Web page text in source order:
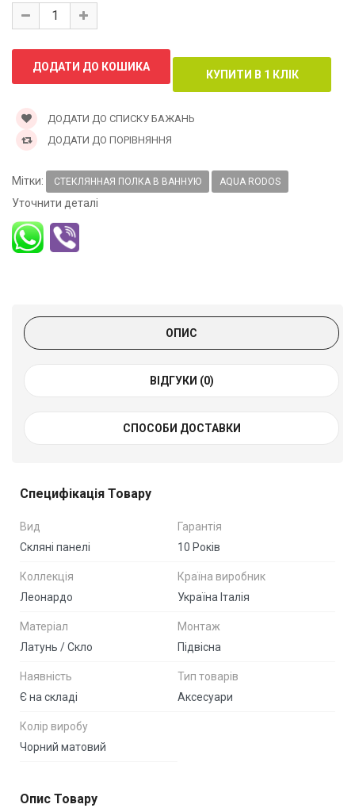
ДОДАТИ ДО СПИСКУ БАЖАНЬ
ДОДАТИ ДО ПОРІВНЯННЯ
Мітки: СТЕКЛЯННАЯ ПОЛКА В ВАННУЮ AQUA RODOS
Уточнити деталі
ОПИС
ВІДГУКИ (0)
СПОСОБИ ДОСТАВКИ
Специфікація Товару
Вид
Скляні панелі
Гарантія
10 Років
Коллекція
Леонардо
Країна виробник
Україна Італія
Матеріал
Латунь / Скло
Монтаж
Підвісна
Наявність
Є на складі
Тип товарів
Аксесуари
Колір виробу
Чорний матовий
Опис Товару